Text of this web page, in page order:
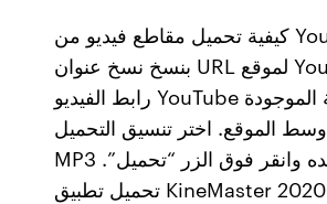
كيفية تحميل مقاطع فيديو من YouTube؟ قم
بنسخ نسخ عنوان URL لموقع YouTube ولصق
رابط الفيديو YouTube على الخانة الموجودة
وسط الموقع. اختر تنسيق التحميل MP4 أو
MP3 الذي تريده وانقر فوق الزر “تحميل”.
تحميل تطبيق KineMaster كين ماستر 2020